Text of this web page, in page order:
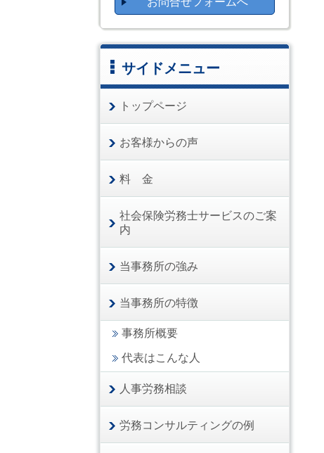
サイドメニュー
トップページ
お客様からの声
料 金
社会保険労務士サービスのご案
内
当事務所の強み
当事務所の特徴
事務所概要
代表はこんな人
人事労務相談
労務コンサルティングの例